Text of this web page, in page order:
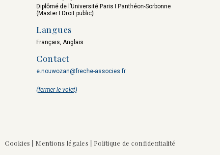
Patrick
E. Durand
de Moustier Lampe
Diplômé de l’Université Paris I Panthéon-Sorbonne
(Master I Droit public)
Langues
Français, Anglais
Contact
e.nouwozan@freche-associes.fr
(fermer le volet)
Cookies Mentions légales Politique de confidentialité